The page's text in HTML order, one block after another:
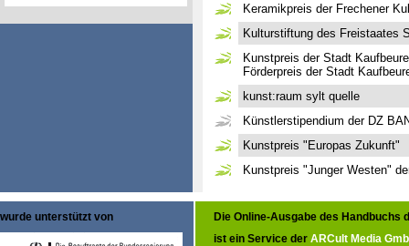
Keramikpreis der Frechener
Kulturstiftung des Freistaates
Kunstpreis der Stadt
Förderpreis der Stadt
kunst:raum sylt quelle
Künstlerstipendium der DZ
Kunstpreis "Europas Zukunft"
Kunstpreis "Junger Westen"
wurde unterstützt von
Die Online-Ausgabe des Handbuchs
ist ein Service der ARCult Media